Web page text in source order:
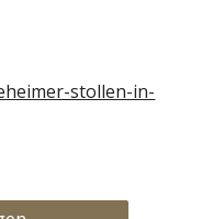
stollen-in-